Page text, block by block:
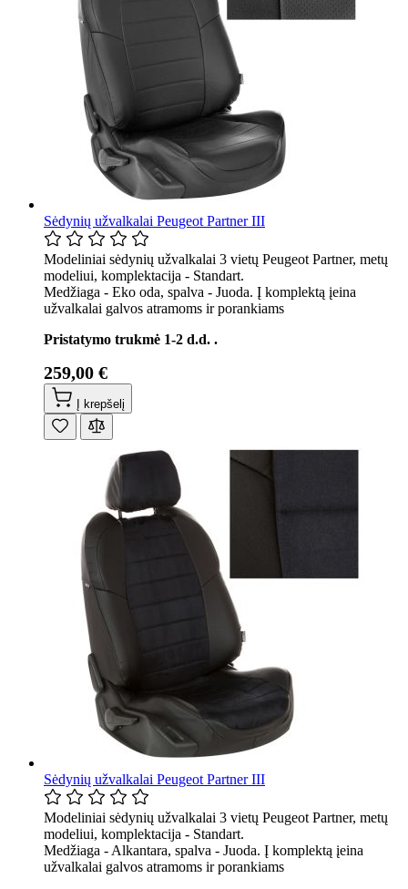
Sėdynių užvalkalai Peugeot Partner III
Modeliniai sėdynių užvalkalai 3 vietų Peugeot Partner, metų
modeliui, komplektacija - Standart.
Medžiaga - Eko oda, spalva - Juoda. Į komplektą įeina
užvalkalai galvos atramoms ir porankiams
Pristatymo trukmė 1-2 d.d. .
259,00 €
Į krepšelį
Sėdynių užvalkalai Peugeot Partner III
Modeliniai sėdynių užvalkalai 3 vietų Peugeot Partner, metų
modeliui, komplektacija - Standart.
Medžiaga - Alkantara, spalva - Juoda. Į komplektą įeina
užvalkalai galvos atramoms ir porankiams